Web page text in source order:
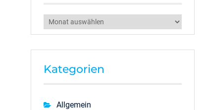
Archiv
Kategorien
Allgemein